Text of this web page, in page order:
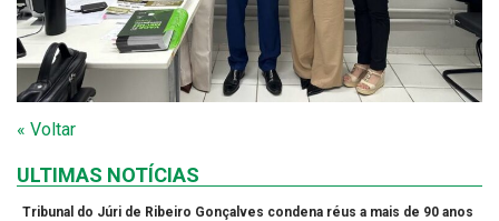
« Voltar
ULTIMAS NOTÍCIAS
Tribunal do Júri de Ribeiro Gonçalves condena réus a mais de 90 anos